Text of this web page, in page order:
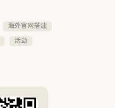
海外官网搭建
活动